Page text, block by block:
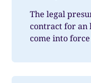
The legal
contract for
come into